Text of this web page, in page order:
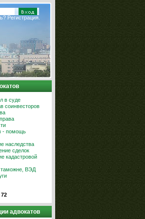
Регистрация.
в суде
соинвесторов
- помощь
наследства
сделок
кадастровой
таможне, ВЭД
72
адвокатов